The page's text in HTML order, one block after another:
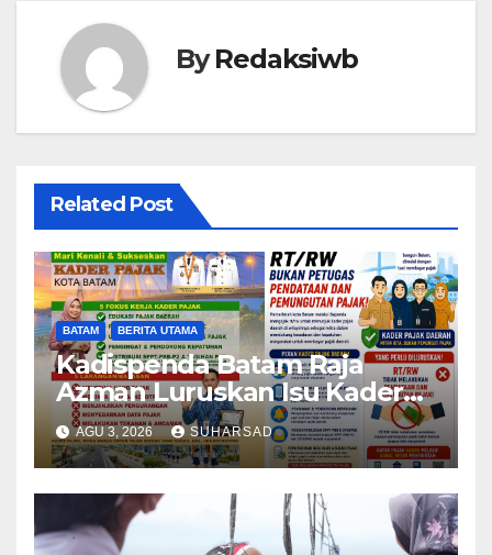
ByRedaksiwb
Related Post
BATAM BERITA UTAMA
Kadispenda Batam Raja
Azman Luruskan Isu Kader
Pajak RT/RW: Bukan
Petugas Pajak Permanen,
Hanya Pendataan untuk
Digitalisasi hingga 2030
AGU 3, 2026 SUHARSAD